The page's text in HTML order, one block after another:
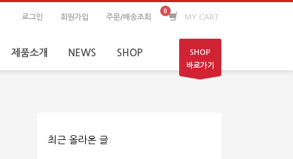
로그인 회원가입 주문/배송조회 MY CART
SHOP
바로가기
제품소개 NEWS SHOP
최근 올라온 글